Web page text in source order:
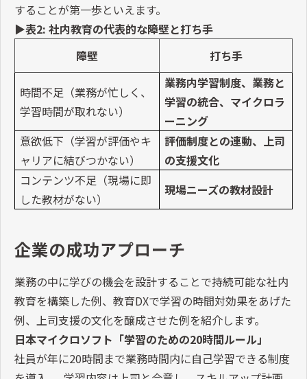
することが第一歩といえます。
▶表2: 社内教育の代表的な障壁と打ち手
障壁
打ち手
時間不足（業務が忙しく、
学習時間が取れない）
業務内学習制度、業務と
学習の統合、マイクロラ
ーニング
意欲低下（学習が評価やキ
ャリアに結びつかない）
評価制度との連動、上司
の支援文化
コンテンツ不足（現場に即
した教材がない）
現場ニーズの教材設計
企業の成功アプローチ
業務の中に学びの機会を設計することで持続可能な社内
教育を構築した例、教育DXで学習の時間対効果をあげた
例、上司支援の文化を醸成させた例を紹介します。
日本マイクロソフト「学習のための20時間ルール」
社員が年に20時間まで業務時間内に自己学習できる制度